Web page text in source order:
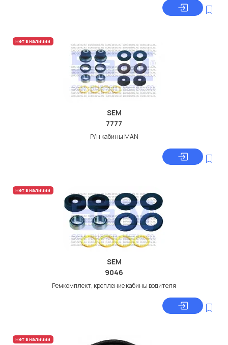
Нет в наличии
SEM
7777
Р/н кабины MAN
Нет в наличии
SEM
9046
Ремкомплект, крепление кабины водителя
Нет в наличии